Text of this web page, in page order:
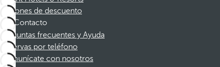
Cupones de descuento
Contacto
Preguntas frecuentes y Ayuda
Reservas por teléfono
Comunícate con nosotros